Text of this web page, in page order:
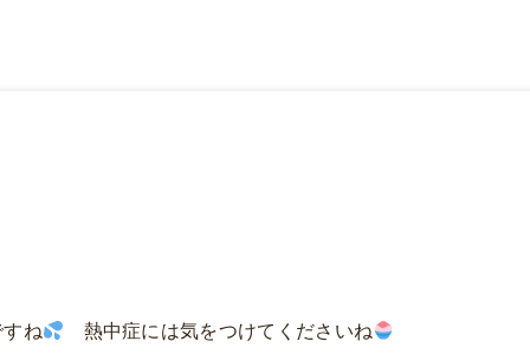
ね 熱中症には気をつけてくださいね